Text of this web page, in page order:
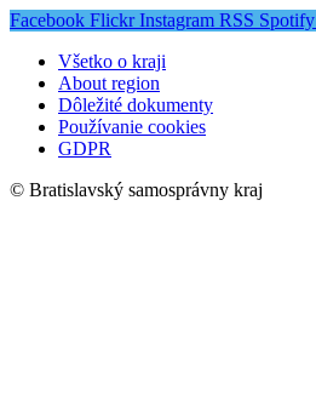
Facebook Flickr Instagram RSS Spotify
Všetko o kraji
About region
Dôležité dokumenty
Používanie cookies
GDPR
© Bratislavský samosprávny kraj